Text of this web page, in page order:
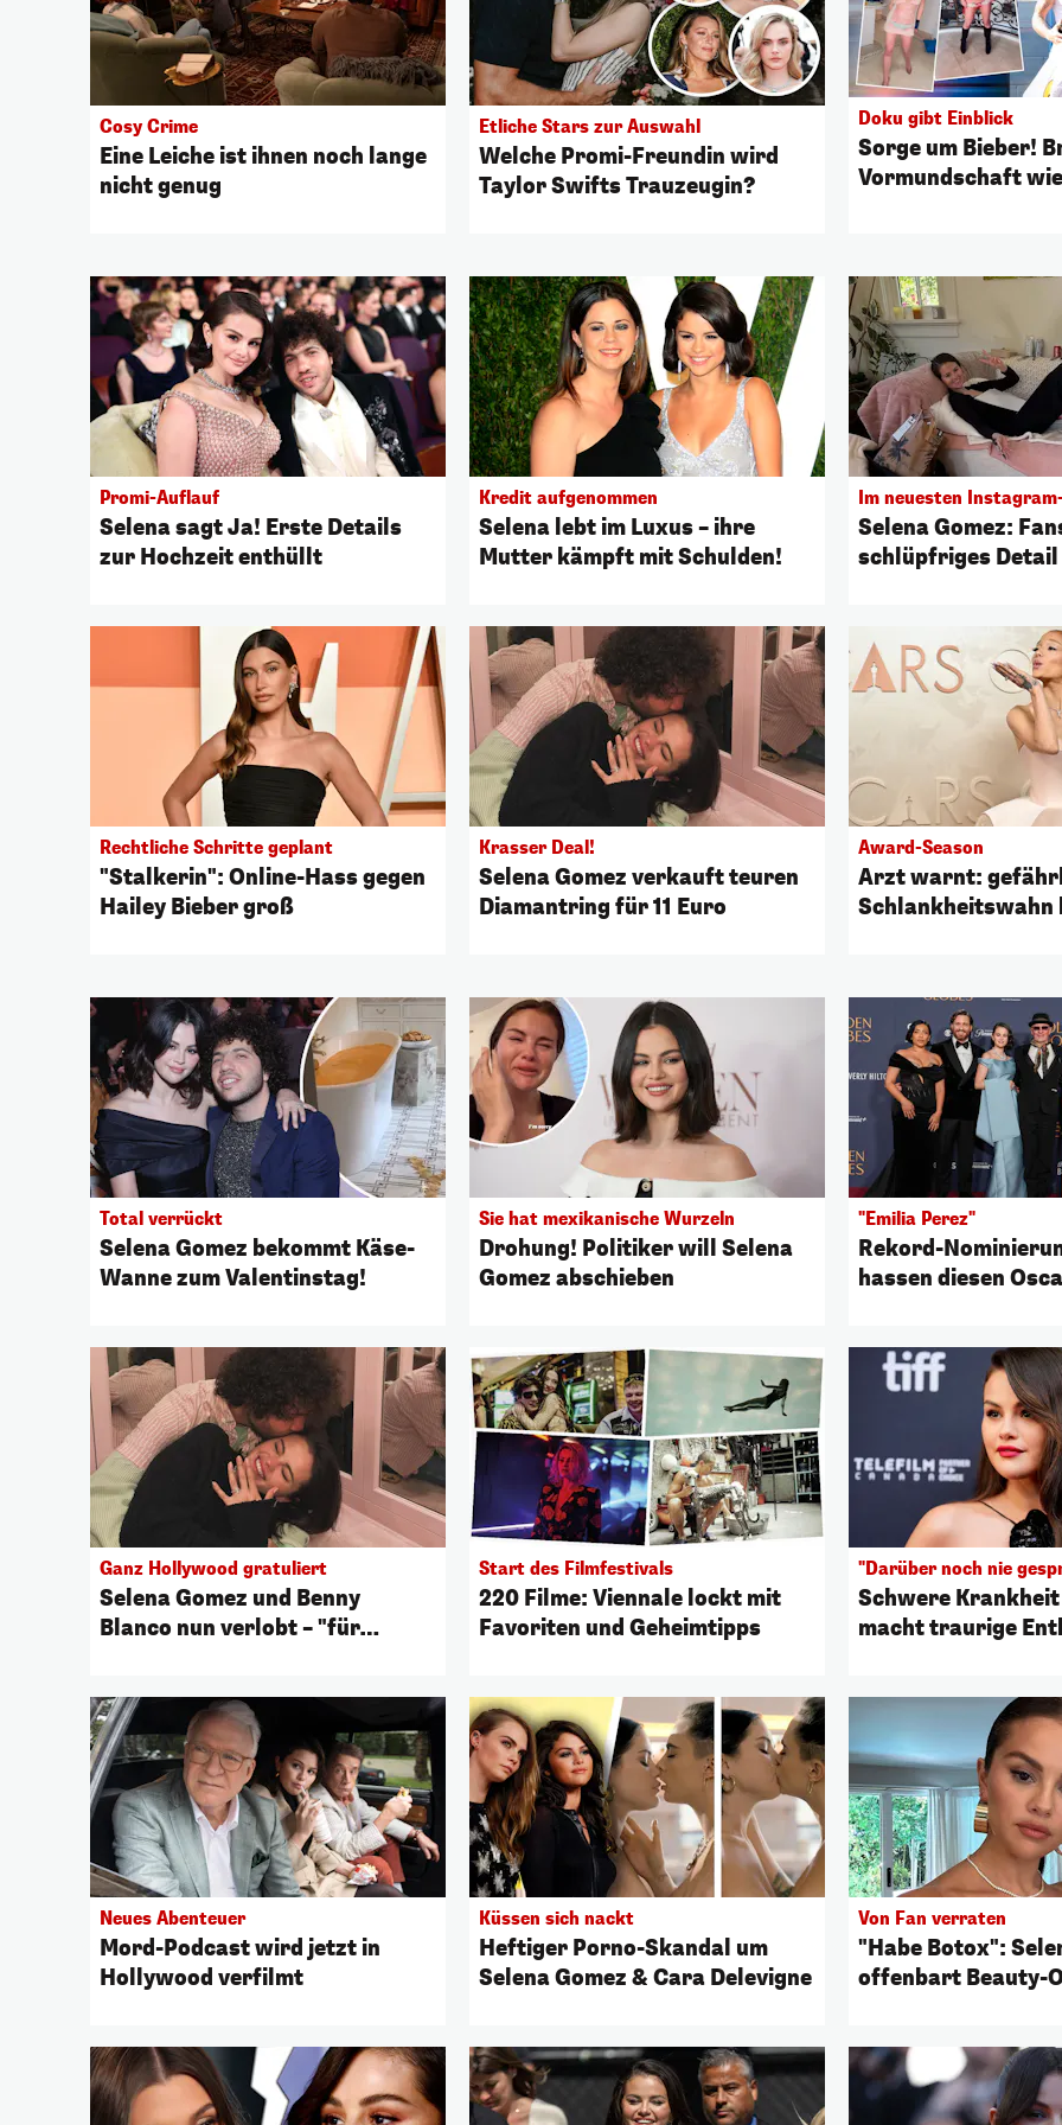
Cosy Crime
Eine Leiche ist ihnen noch lange
nicht genug
Etliche Stars zur Auswahl
Welche Promi-Freundin wird
Taylor Swifts Trauzeugin?
Doku gibt Einblick
Sorge um Bieber!
Vormundschaft
Promi-Auflauf
Selena sagt Ja! Erste Details
zur Hochzeit enthüllt
Kredit aufgenommen
Selena lebt im Luxus – ihre
Mutter kämpft mit Schulden!
Im neuesten
Selena Gomez:
schlüpfriges Detail
Rechtliche Schritte geplant
"Stalkerin": Online-Hass gegen
Hailey Bieber groß
Krasser Deal!
Selena Gomez verkauft teuren
Diamantring für 11 Euro
Award-Season
Arzt warnt:
Schlankheitswahn
Total verrückt
Selena Gomez bekommt Käse-
Wanne zum Valentinstag!
Sie hat mexikanische Wurzeln
Drohung! Politiker will Selena
Gomez abschieben
"Emilia Perez"
Rekord-
hassen diesen
Ganz Hollywood gratuliert
Selena Gomez und Benny
Blanco nun verlobt – "für
Start des Filmfestivals
220 Filme: Viennale lockt mit
Favoriten und Geheimtipps
"Darüber noch nie
Schwere Krankheit
macht traurige
Neues Abenteuer
Mord-Podcast wird jetzt in
Hollywood verfilmt
Küssen sich nackt
Heftiger Porno-Skandal um
Selena Gomez & Cara Delevigne
Von Fan verraten
"Habe Botox":
offenbart Beauty-